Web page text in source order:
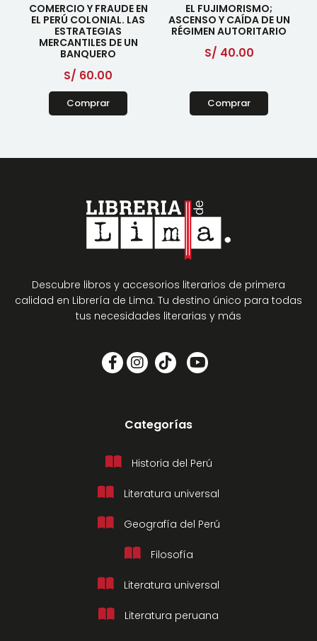
COMERCIO Y FRAUDE EN
EL PERÚ COLONIAL. LAS
ESTRATEGIAS
MERCANTILES DE UN
BANQUERO
S/ 60.00
Comprar
EL FUJIMORISMO;
ASCENSO Y CAÍDA DE UN
RÉGIMEN AUTORITARIO
S/ 40.00
Comprar
Descubre libros y accesorios literarios de primera
calidad en Librería de Lima. Tu destino único para todas
tus necesidades literarias y más
Categorías
Historia del Perú
Literatura universal
Geografía del Perú
Filosofía
Literatura universal
Literatura peruana